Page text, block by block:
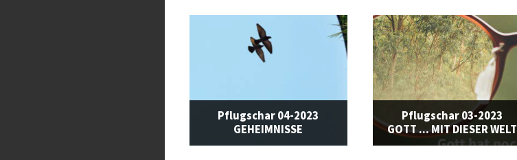
Pflugschar 04-2023
GEHEIMNISSE
Pflugschar 03-2023
GOTT ... MIT DIESER WELT